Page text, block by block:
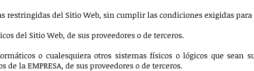
restringidas del Sitio Web, sin cumplir las condiciones exigidas para
del Sitio Web, de sus proveedores o de terceros.
o cualesquiera otros sistemas físicos o lógicos que sean
la EMPRESA, de sus proveedores o de terceros.